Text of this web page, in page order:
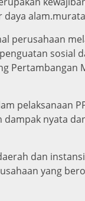
perusahaan
sosial
Pertambangan
pelaksanaan
nyata
dan
yang